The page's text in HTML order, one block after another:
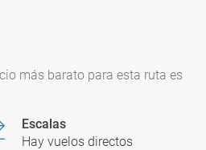
más barato para esta ruta es
Escalas
Hay vuelos directos